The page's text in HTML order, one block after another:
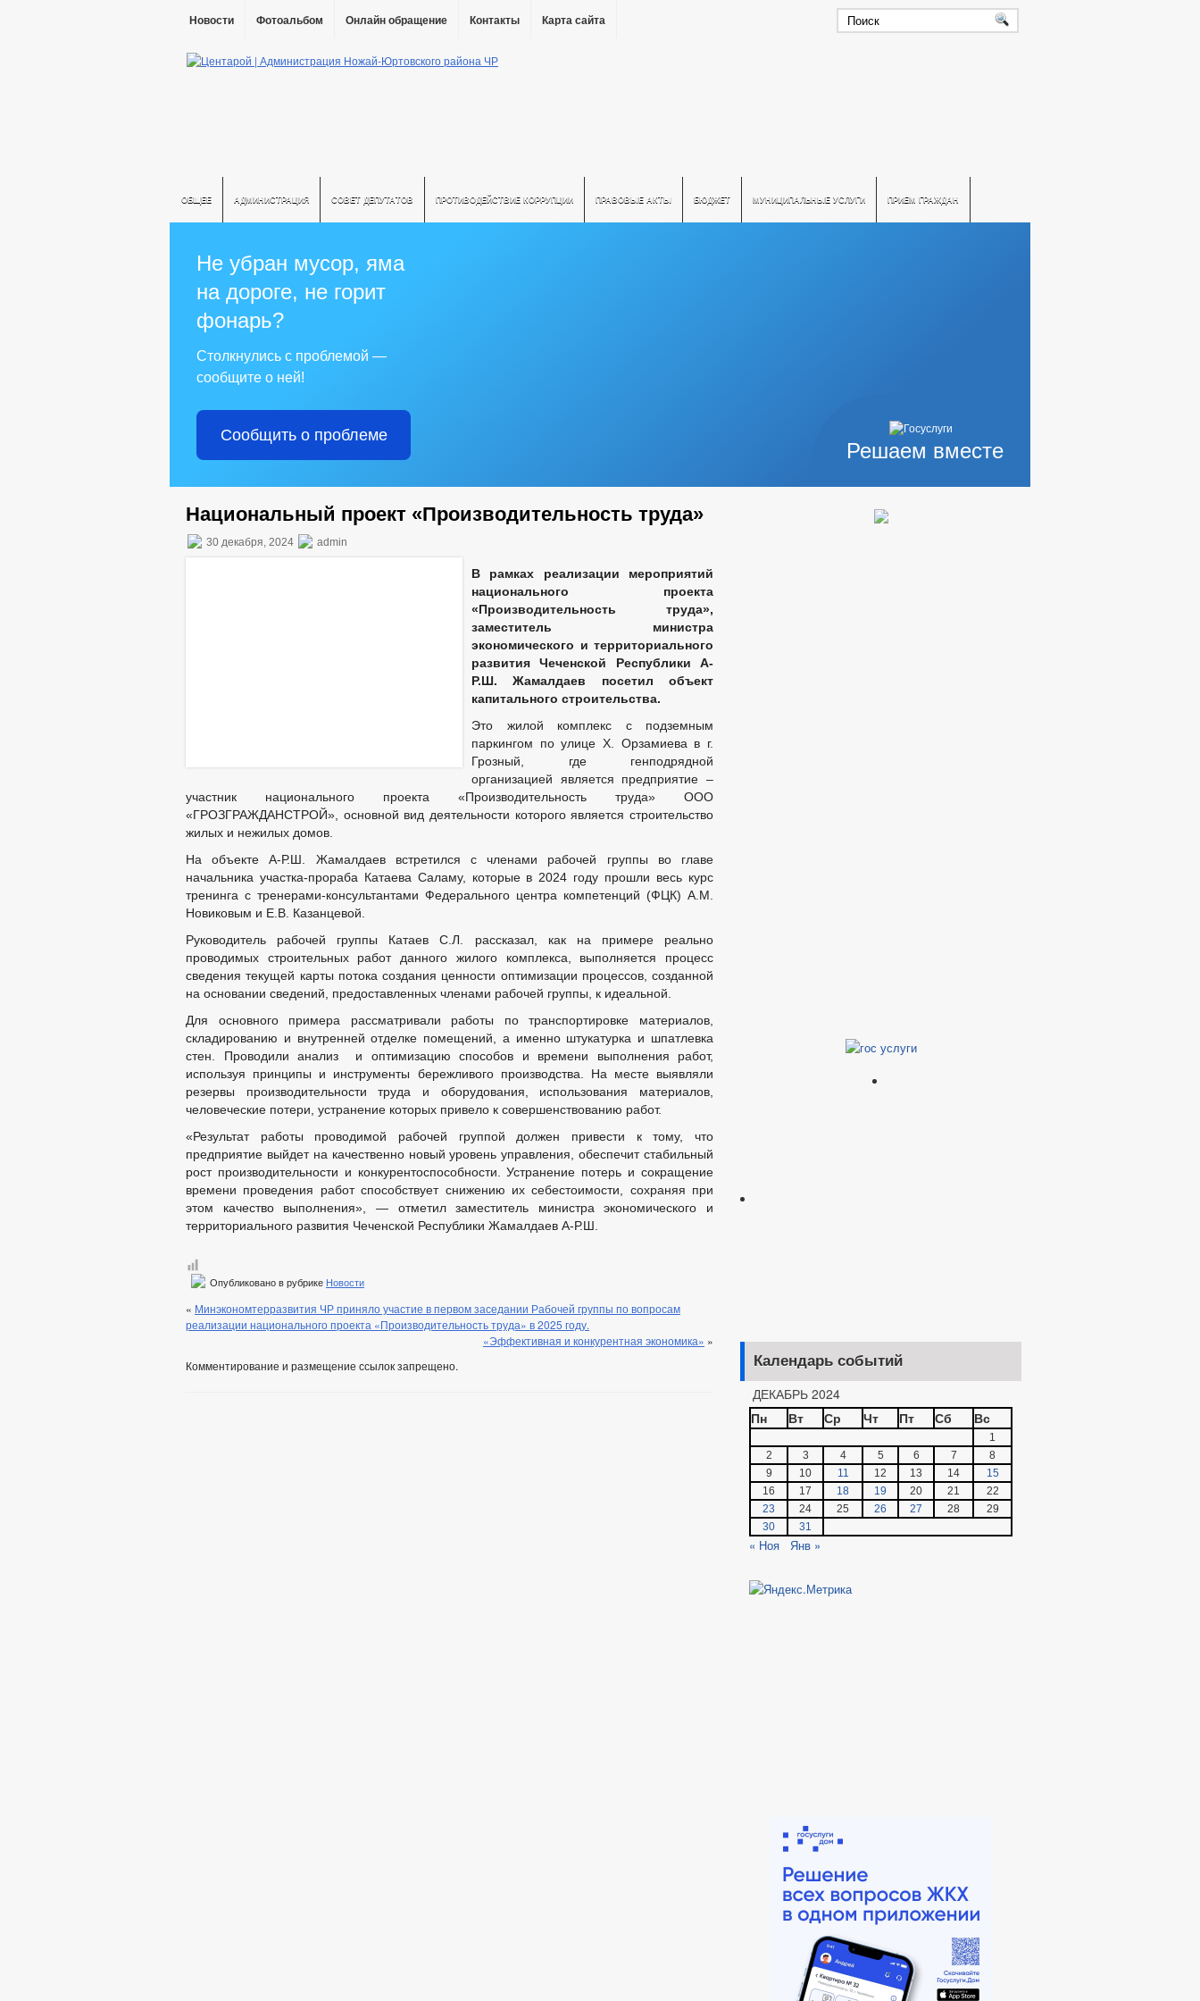
Новости Фотоальбом Онлайн обращение Контакты Карта сайта
ОБЩЕЕ АДМИНИСТРАЦИЯ СОВЕТ ДЕПУТАТОВ ПРОТИВОДЕЙСТВИЕ КОРРУПЦИИ ПРАВОВЫЕ АКТЫ БЮДЖЕТ МУНИЦИПАЛЬНЫЕ УСЛУГИ ПРИЕМ ГРАЖДАН
Решаем вместе
Не убран мусор, яма
на дороге, не горит
фонарь?
Столкнулись с проблемой —
сообщите о ней!
Сообщить о проблеме
Национальный проект «Производительность труда»
30 декабря, 2024 admin
В рамках реализации мероприятий
национального проекта
«Производительность труда»,
заместитель министра
экономического и территориального
развития Чеченской Республики А-
Р.Ш. Жамалдаев посетил объект
капитального строительства.
Это жилой комплекс с подземным
паркингом по улице Х. Орзамиева в г.
Грозный, где генподрядной
организацией является предприятие –
участник национального проекта «Производительность труда» ООО
«ГРОЗГРАЖДАНСТРОЙ», основной вид деятельности которого является строительство
жилых и нежилых домов.
На объекте А-Р.Ш. Жамалдаев встретился с членами рабочей группы во главе
начальника участка-прораба Катаева Саламу, которые в 2024 году прошли весь курс
тренинга с тренерами-консультантами Федерального центра компетенций (ФЦК) А.М.
Новиковым и Е.В. Казанцевой.
Руководитель рабочей группы Катаев С.Л. рассказал, как на примере реально
проводимых строительных работ данного жилого комплекса, выполняется процесс
сведения текущей карты потока создания ценности оптимизации процессов, созданной
на основании сведений, предоставленных членами рабочей группы, к идеальной.
Для основного примера рассматривали работы по транспортировке материалов,
складированию и внутренней отделке помещений, а именно штукатурка и шпатлевка
стен. Проводили анализ и оптимизацию способов и времени выполнения работ,
используя принципы и инструменты бережливого производства. На месте выявляли
резервы производительности труда и оборудования, использования материалов,
человеческие потери, устранение которых привело к совершенствованию работ.
«Результат работы проводимой рабочей группой должен привести к тому, что
предприятие выйдет на качественно новый уровень управления, обеспечит стабильный
рост производительности и конкурентоспособности. Устранение потерь и сокращение
времени проведения работ способствует снижению их себестоимости, сохраняя при
этом качество выполнения», — отметил заместитель министра экономического и
территориального развития Чеченской Республики Жамалдаев А-Р.Ш.
Опубликовано в рубрике Новости
« Минэкономтерразвития ЧР приняло участие в первом заседании Рабочей группы по вопросам
реализации национального проекта «Производительность труда» в 2025 году.
«Эффективная и конкурентная экономика» »
Комментирование и размещение ссылок запрещено.
Календарь событий
ДЕКАБРЬ 2024
Пн
Вт Ср Чт Пт Сб Вс
1
2
3 4 5 6 7
8
9
10 11 12 13 14
15
16
17 18 19 20 21
22
23
24 25 26 27 28
29
30
31
« Ноя Янв »